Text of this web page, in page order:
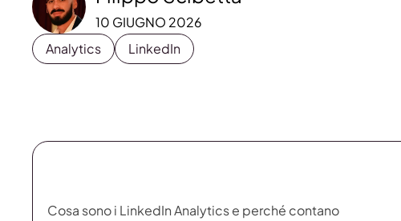
10 GIUGNO 2026
Analytics
LinkedIn
Cosa sono i LinkedIn Analytics e perché contano